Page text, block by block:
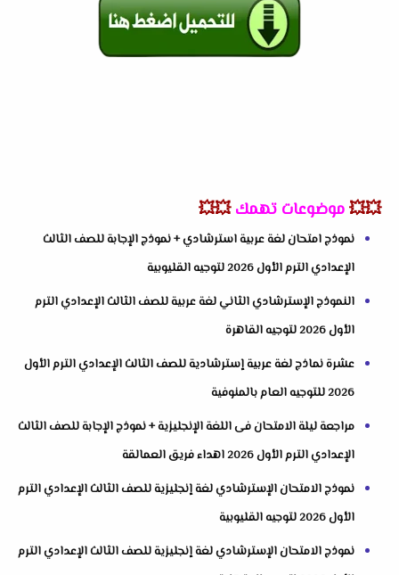
💥💥موضوعات تهمك 💥💥
نموذج امتحان لغة عربية استرشادي + نموذج الإجابة للصف الثالث
الإعدادي الترم الأول 2026 لتوجيه القليوبية
النموذج الإسترشادي الثاني لغة عربية للصف الثالث الإعدادي الترم
الأول 2026 لتوجيه القاهرة
عشرة نماذج لغة عربية إسترشادية للصف الثالث الإعدادي الترم الأول
2026 للتوجيه العام بالمنوفية
مراجعة ليلة الامتحان فى اللغة الإنجليزية + نموذج الإجابة للصف الثالث
الإعدادي الترم الأول 2026 اهداء فريق العمالقة
نموذج الامتحان الإسترشادي لغة إنجليزية للصف الثالث الإعدادي الترم
الأول 2026 لتوجيه القليوبية
نموذج الامتحان الإسترشادي لغة إنجليزية للصف الثالث الإعدادي الترم